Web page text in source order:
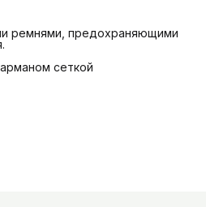
ремнями, предохраняющими
сеткой